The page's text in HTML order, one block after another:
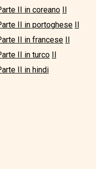
II in coreano Il
II in portoghese Il
II in francese Il
II in turco Il
II in hindi